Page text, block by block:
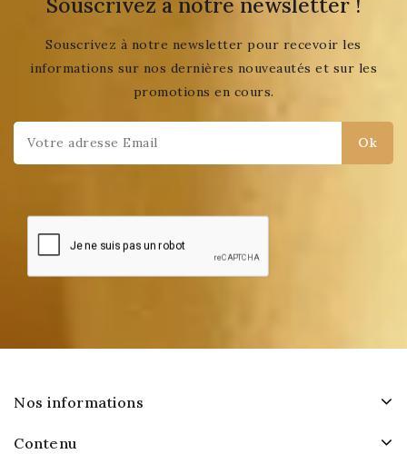
Souscrivez à notre newsletter pour recevoir les
informations sur nos dernières nouveautés et sur les
promotions en cours.
Nos informations
Contenu